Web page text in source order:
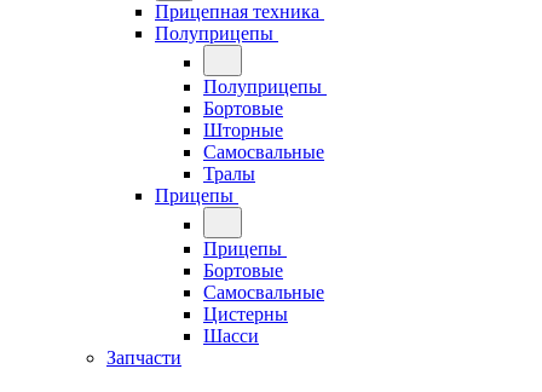
Прицепная техника
Полуприцепы
Полуприцепы
Бортовые
Шторные
Самосвальные
Тралы
Прицепы
Прицепы
Бортовые
Самосвальные
Цистерны
Шасси
Запчасти